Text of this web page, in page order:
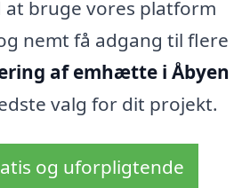
at bruge vores platform
nemt få adgang til flere
af emhætte i Åbyen
valg for dit projekt.
og uforpligtende